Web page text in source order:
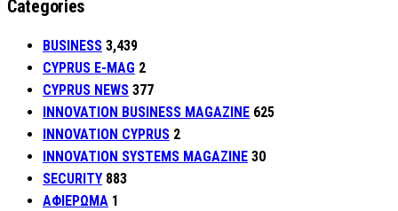
Categories
BUSINESS 3,439
CYPRUS E-MAG 2
CYPRUS NEWS 377
INNOVATION BUSINESS MAGAZINE 625
INNOVATION CYPRUS 2
INNOVATION SYSTEMS MAGAZINE 30
SECURITY 883
ΑΦΙΕΡΩΜΑ 1